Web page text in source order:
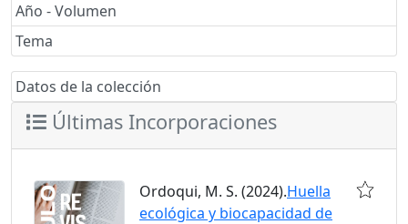
Año - Volumen
Tema
Datos de la colección
Últimas Incorporaciones
Ordoqui, M. S. (2024).Huella
ecológica y biocapacidad de